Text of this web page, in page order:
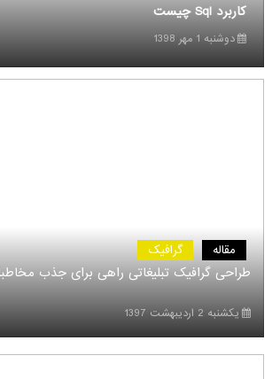
کاربرد Sql چیست
مقاله گرافیک
طراحی گرافیک تبلیغاتی راهی برای جذب
یکشنبه 2 اردیبهشت 1397